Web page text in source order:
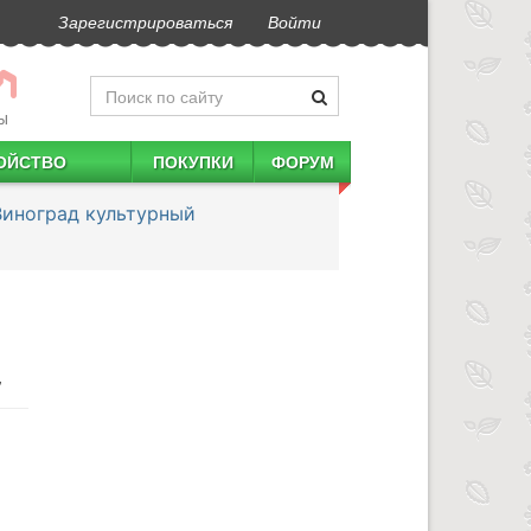
Зарегистрироваться Войти
ПОКУПКИ ФОРУМ
культурный